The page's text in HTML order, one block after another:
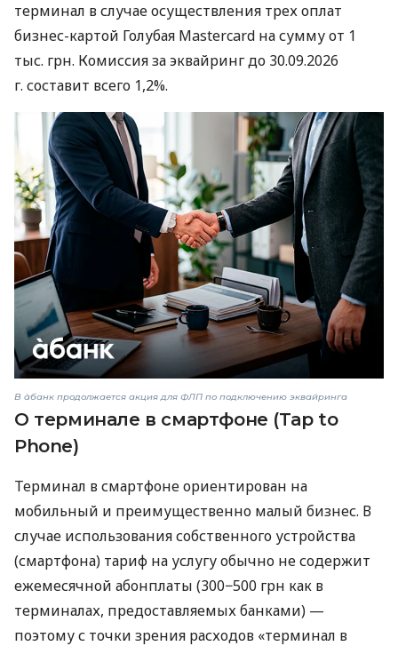
терминал в случае осуществления трех оплат
бизнес-картой Голубая Mastercard на сумму от 1
тыс. грн. Комиссия за эквайринг до 30.09.2026
г. составит всего 1,2%.
В àбанк продолжается акция для ФЛП по подключению эквайринга
О терминале в смартфоне (Tap to
Phone)
Терминал в смартфоне ориентирован на
мобильный и преимущественно малый бизнес. В
случае использования собственного устройства
(смартфона) тариф на услугу обычно не содержит
ежемесячной абонплаты (300−500 грн как в
терминалах, предоставляемых банками) —
поэтому с точки зрения расходов «терминал в